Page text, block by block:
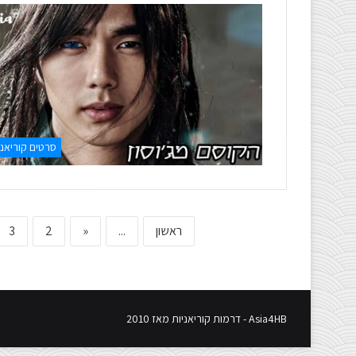
סרטים
ראשון ...
«
2
3
Asia4HB - דרמות קוריאניות מאז 2010